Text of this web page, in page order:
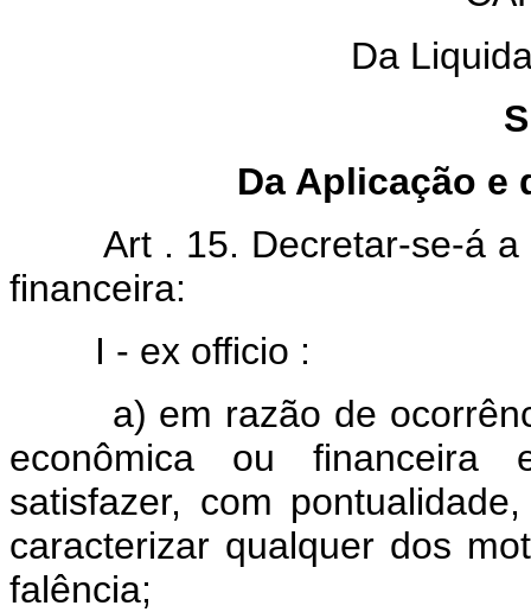
Da
Da Aplicação e
Art . 15. Decretar-se-á
financeira:
I - ex officio :
a) em razão de
econômica ou financeira
satisfazer, com
caracterizar qualquer dos
falência;